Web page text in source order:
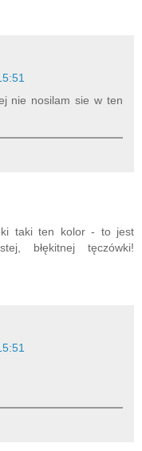
nie nosilam sie w ten
taki ten kolor - to jest
błękitnej tęczówki!